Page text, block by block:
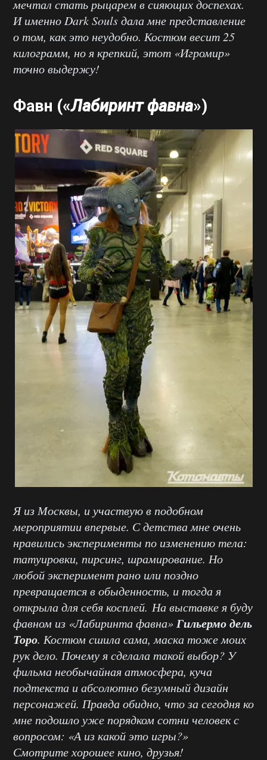
мечтал стать рыцарем в сияющих доспехах.
И именно Dark Souls дала мне представление
о том, как это неудобно. Костюм весит 25
килограмм, но я крепкий, этот «Игромир»
точно выдержу!
Фавн («Лабиринт фавна»)
Я из Москвы, и участвую в подобном
мероприятии впервые. С детства мне очень
нравились эксперименты по изменению тела:
татуировки, пирсинг, шрамирование. Но
любой эксперимент рано или поздно
превращается в обыденность, и тогда я
открыла для себя косплей. На выставке я буду
фавном из «Лабиринта фавна»Гильермо дель
Торо. Костюм сшила сама, маска тоже моих
рук дело. Почему я сделала такой выбор? У
фильма необычайная атмосфера, куча
подтекста и абсолютно безумный дизайн
персонажей. Правда обидно, что за сегодня ко
мне подошло уже порядком сотни человек с
вопросом: «А из какой это игры?»
Смотрите хорошее кино, друзья!